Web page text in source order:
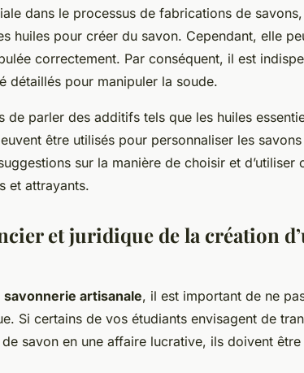
dans le processus de fabrications de
huiles pour créer du savon. Cependant, elle
correctement. Par conséquent, il est
détaillés pour manipuler la soude.
de parler des additifs tels que les huiles
être utilisés pour personnaliser les
sur la manière de choisir et
et attrayants.
et juridique de la création
savonnerie artisanale, il est important de ne
Si certains de vos étudiants envisagent de
savon en une affaire lucrative, ils doivent